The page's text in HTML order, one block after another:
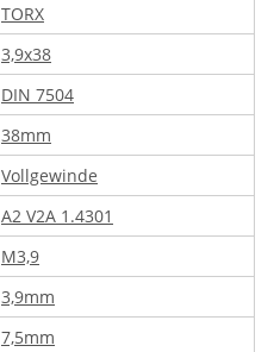
TORX
3,9x38
DIN 7504
38mm
Vollgewinde
A2 V2A 1.4301
M3,9
3,9mm
7,5mm